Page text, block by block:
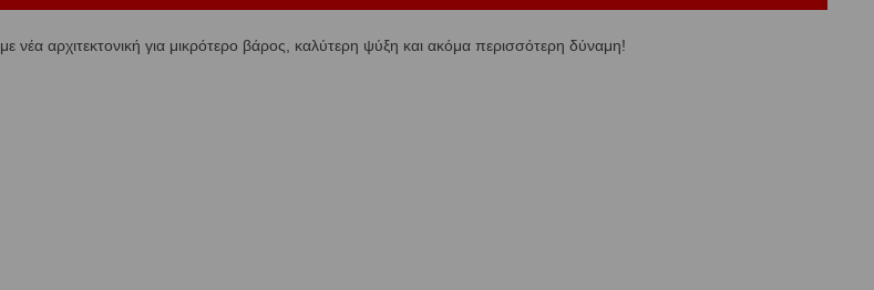
με νέα αρχιτεκτονική για μικρότερο βάρος, καλύτερη ψύξη και ακόμα περισσότερη δύναμη!